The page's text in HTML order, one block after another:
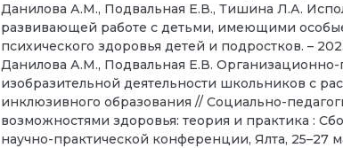
Данилова А.М., Подвальная Е.В., Тишина Л.А.
развивающей работе с детьми, имеющими
психического здоровья детей и подростков. –
Данилова А.М., Подвальная Е.В. Организационно-
изобразительной деятельности школьников с
инклюзивного образования // Социально-
возможностями здоровья: теория и практика :
научно-практической конференции, Ялта,